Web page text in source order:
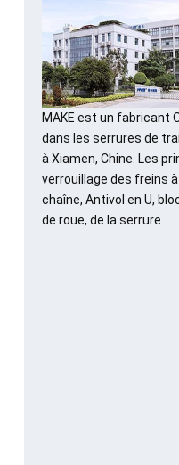
MAKE est un fabricant
dans les serrures de
à Xiamen, Chine. Les
verrouillage des freins
chaîne, Antivol en U,
de roue, de la serrure.